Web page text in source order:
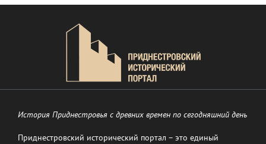
История Приднестровья с древних времен по сегодняшний день
Приднестровский исторический портал – это единый